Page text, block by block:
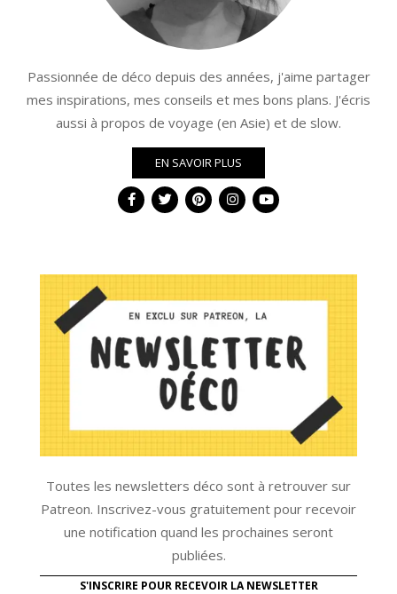
Passionnée de déco depuis des années, j'aime partager
mes inspirations, mes conseils et mes bons plans. J'écris
aussi à propos de voyage (en Asie) et de slow.
EN SAVOIR PLUS
Toutes les newsletters déco sont à retrouver sur
Patreon. Inscrivez-vous gratuitement pour recevoir
une notification quand les prochaines seront
publiées.
S'INSCRIRE POUR RECEVOIR LA NEWSLETTER